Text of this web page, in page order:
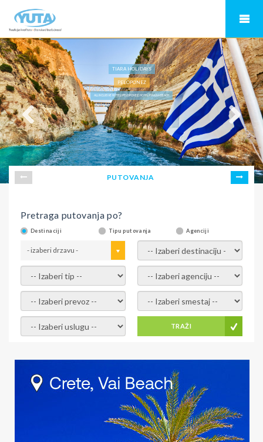
TIARA HOLIDAYS
PELOPONEZ
ALL INCLUISVE HOTELI PELOPONEZ, HOTEL PAVLINA BEACH
PUTOVANJA
Pretraga putovanja po?
Destinaciji Tipu putovanja Agenciji
- izaberi drzavu - - izaberi destinaciju -
- izaberi tip - - izaberi agenciju -
- izaberi prevoz - - Izaberite smestaj -
- Izaberite uslugu - TRAŽI